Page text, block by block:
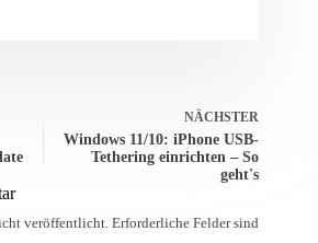
NÄCHSTER
Windows 11/10: iPhone USB-
Tethering einrichten – So
geht's
veröffentlicht. Erforderliche Felder sind